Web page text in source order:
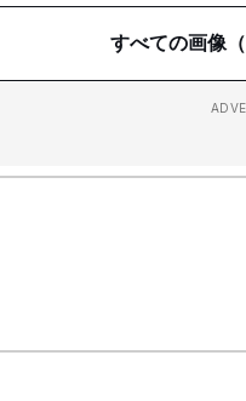
すべての画像